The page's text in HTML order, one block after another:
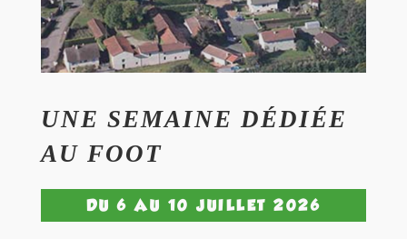
UNE SEMAINE DÉDIÉE
AU FOOT
DU 6 AU 10 JUILLET 2026